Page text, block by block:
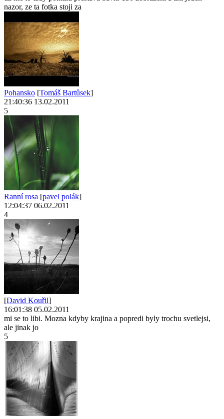
nazor, ze ta fotka stoji za
Pohansko [Tomáš Bartůsek]
21:40:36 13.02.2011
5
Ranní rosa [pavel polák]
12:04:37 06.02.2011
4
[David Kouřil]
16:01:38 05.02.2011
mi se to libi. Mozna kdyby krajina a popredi byly trochu svetlejsi,
ale jinak jo
5